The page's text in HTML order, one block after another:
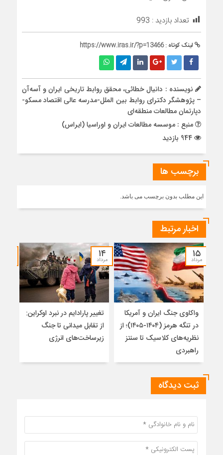
تعداد بازدید : 993
لینک کوتاه :https://www.iras.ir/?p=13466
نویسنده : دانیال خطائی، محقق روابط تاریخی ایران و آسه‌آن
– پژوهشگر دکترای روابط بین الملل-مدرسه عالی اقتصاد مسکو-
دپارتمان مطالعات منطقه‌ای
منبع : موسسه مطالعات ایران و اوراسیا (ایراس)
برچسب ها
این مطلب بدون برچسب می باشد.
اخبار مرتبط
۱۵
مرداد
واکاوی جنگ ایران و آمریکا
در تنگه هرمز (۱۴۰۴-۱۴۰۵)؛ از
نظریه‌های کلاسیک تا سنتز
راهبردی
۱۴
مرداد
تغییر پارادایم در نبرد اوکراین:
از تقابل میدانی تا جنگ
زیرساخت‌های انرژی
ثبت دیدگاه